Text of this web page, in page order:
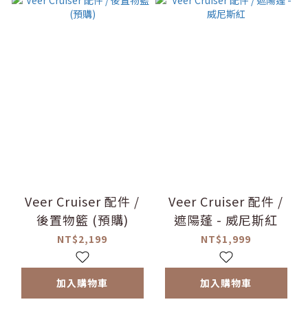
Veer Cruiser 配件 /
後置物籃 (預購)
NT$2,199
加入購物車
Veer Cruiser 配件 /
遮陽蓬 - 威尼斯紅
NT$1,999
加入購物車